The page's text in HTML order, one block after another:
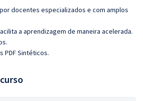
docentes especializados e com amplos
a aprendizagem de maneira acelerada.
PDF Sintéticos.